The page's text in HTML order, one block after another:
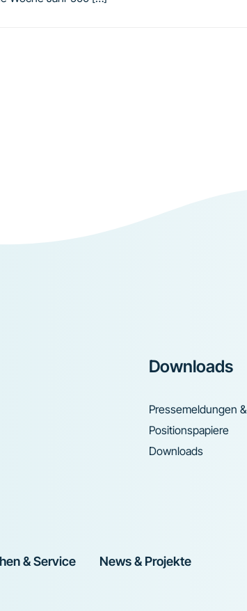
Downloads
Pressemeldungen &
Positionspapiere
Downloads
& Service News & Projekte